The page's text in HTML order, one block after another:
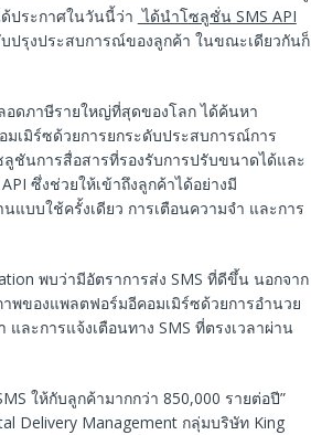
ประกาศในวันนี้ว่า ได้นำโซลูชั่น SMS API
ปรุงประสบการณ์ของลูกค้า ในขณะเดียวกันก็
อดภาษีรายใหญ่ที่สุดของโลก ได้ค้นหา
เมิร์ซด้วยการยกระดับประสบการณ์การ
ชันการสื่อสารที่รองรับการปรับขนาดได้และ
ซึ่งช่วยให้เข้าถึงลูกค้าได้อย่างมี
แบบใช้ครั้งเดียว การเตือนความจำ และการ
พบว่ามีอัตราการส่ง SMS ที่ดีขึ้น นอกจาก
พของแพลตฟอร์มอีคอมเมิร์ซด้วยการอำนวย
ละการแจ้งเตือนทาง SMS ที่ตรงเวลาผ่าน
ให้กับลูกค้ามากกว่า 850,000 รายต่อปี”
Delivery Management กลุ่มบริษัท King